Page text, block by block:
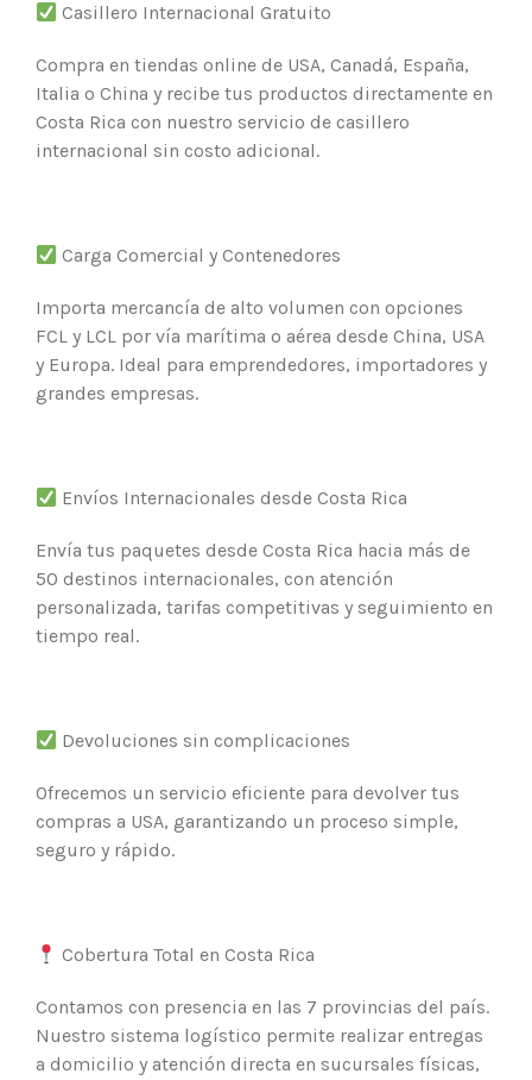
Casillero Internacional Gratuito
Compra en tiendas online de USA, Canadá, España,
Italia o China y recibe tus productos directamente en
Costa Rica con nuestro servicio de casillero
internacional sin costo adicional.
Carga Comercial y Contenedores
Importa mercancía de alto volumen con opciones
FCL y LCL por vía marítima o aérea desde China, USA
y Europa. Ideal para emprendedores, importadores y
grandes empresas.
Envíos Internacionales desde Costa Rica
Envía tus paquetes desde Costa Rica hacia más de
50 destinos internacionales, con atención
personalizada, tarifas competitivas y seguimiento en
tiempo real.
Devoluciones sin complicaciones
Ofrecemos un servicio eficiente para devolver tus
compras a USA, garantizando un proceso simple,
seguro y rápido.
Cobertura Total en Costa Rica
Contamos con presencia en las 7 provincias del país.
Nuestro sistema logístico permite realizar entregas
a domicilio y atención directa en sucursales físicas,